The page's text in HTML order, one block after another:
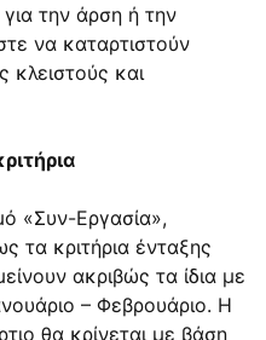
την άρση ή την
να καταρτιστούν
κλειστούς και
«Συν-Εργασία»,
τα κριτήρια ένταξης
ακριβώς τα ίδια με
– Φεβρουάριο. Η
θα κρίνεται με βάση